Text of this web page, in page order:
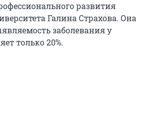
развития
Галина Страхова. Она
заболевания у
только 20%.